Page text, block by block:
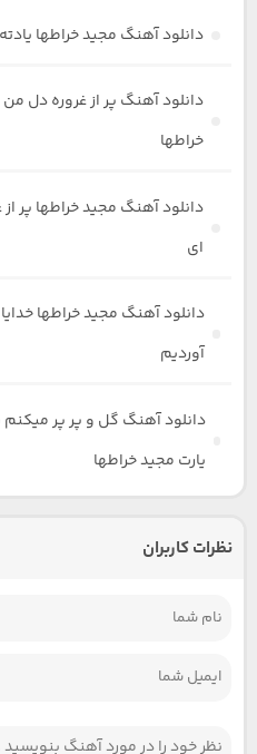
دانلود آهنگ مجید خراطها
دانلود آهنگ پر از غروره دل
خراطها
دانلود آهنگ مجید خراطها پر
ای
دانلود آهنگ مجید خراطها
آوردیم
دانلود آهنگ گل و پر پر میکنم
یارت مجید خراطها
نظرات کاربران